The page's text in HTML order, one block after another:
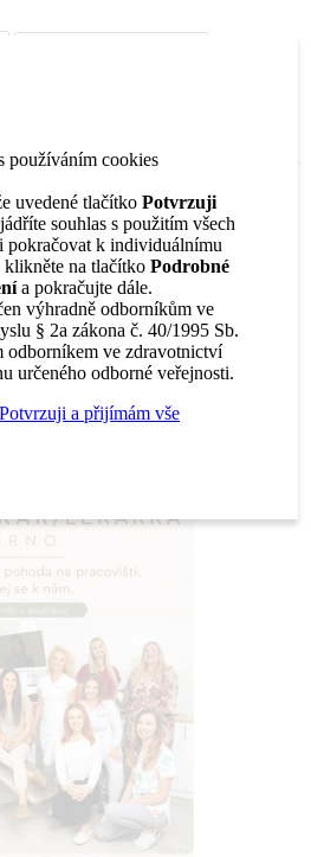
DENTAL JOBS
používáním cookies
uvedené tlačítko Potvrzuji
souhlas s použitím všech
pokračovat k individuálnímu
klikněte na tlačítkoPodrobné
a pokračujte dále.
výhradně odborníkům ve
§ 2a zákona č. 40/1995 Sb.
odborníkem ve zdravotnictví
určeného odborné veřejnosti.
Potvrzuji a přijímám vše